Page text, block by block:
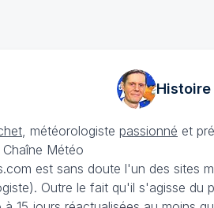
, météorologiste passionné et
Météo
est sans doute l'un des sites
Outre le fait qu'il s'agisse